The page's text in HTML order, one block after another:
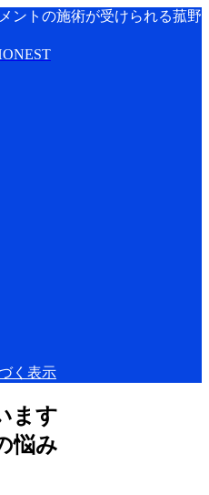
ントの施術が受けられる菰野
く表示
ます
悩み